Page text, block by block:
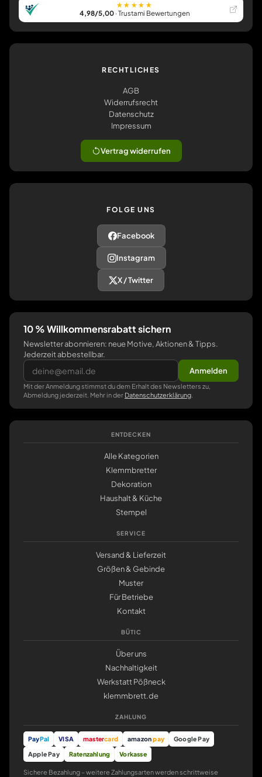
★★★★★
4,98/5,00· Trustami Bewertungen
RECHTLICHES
AGB
Widerrufsrecht
Datenschutz
Impressum
Vertrag widerrufen
FOLGE UNS
Facebook
Instagram
X / Twitter
10 % Willkommensrabatt sichern
Newsletter abonnieren: neue Motive, Aktionen & Tipps.
Jederzeit abbestellbar.
Anmelden
Mit der Anmeldung stimmst du dem Erhalt des Newsletters zu,
Abmeldung jederzeit. Mehr in der Datenschutzerklärung
ENTDECKEN
Alle Kategorien
Klemmbretter
Dekoration
Haushalt & Küche
Stempel
SERVICE
Versand & Lieferzeit
Größen & Gebinde
Muster
Für Betriebe
Kontakt
BÜTIC
Über uns
Nachhaltigkeit
Werkstatt Pößneck
klemmbrett.de
ZAHLUNG
PayPal VISA mastercard amazonpay
Google Pay
Apple Pay
Ratenzahlung Vorkasse
Sichere Bezahlung – weitere Zahlungsarten werden schrittweise